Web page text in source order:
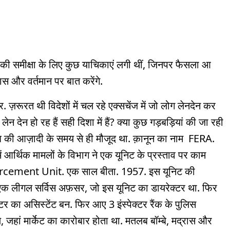
समीक्षा के लिए कुछ याचिकाएं लगी थीं, जिनपर फैसला आ
और वर्तमान पर बात करेंगे.
ज़रूरत थी विदेशों में चल रहे एक्सचेंज में जो लोग लेनदेन कर
देन हो रह हैं सही दिशा में हैं? क्या कुछ गड़बड़ियां की जा रही
आज़ादी के समय से ही मौजूद था. क़ानून का नाम FERA.
मामलों के विभाग ने एक यूनिट के प्रस्ताव पर काम
Unit. एक साल बीता. 1957. इस यूनिट की
लीगल सर्विस अफ़सर, जो इस यूनिट का डायरेक्टर था. फिर
का असिस्टेंट बन. फिर आए 3 इंस्पेक्टर रैंक के पुलिस
मार्केट का कारोबार होता था. मतलब बॉम्बे, मद्रास और